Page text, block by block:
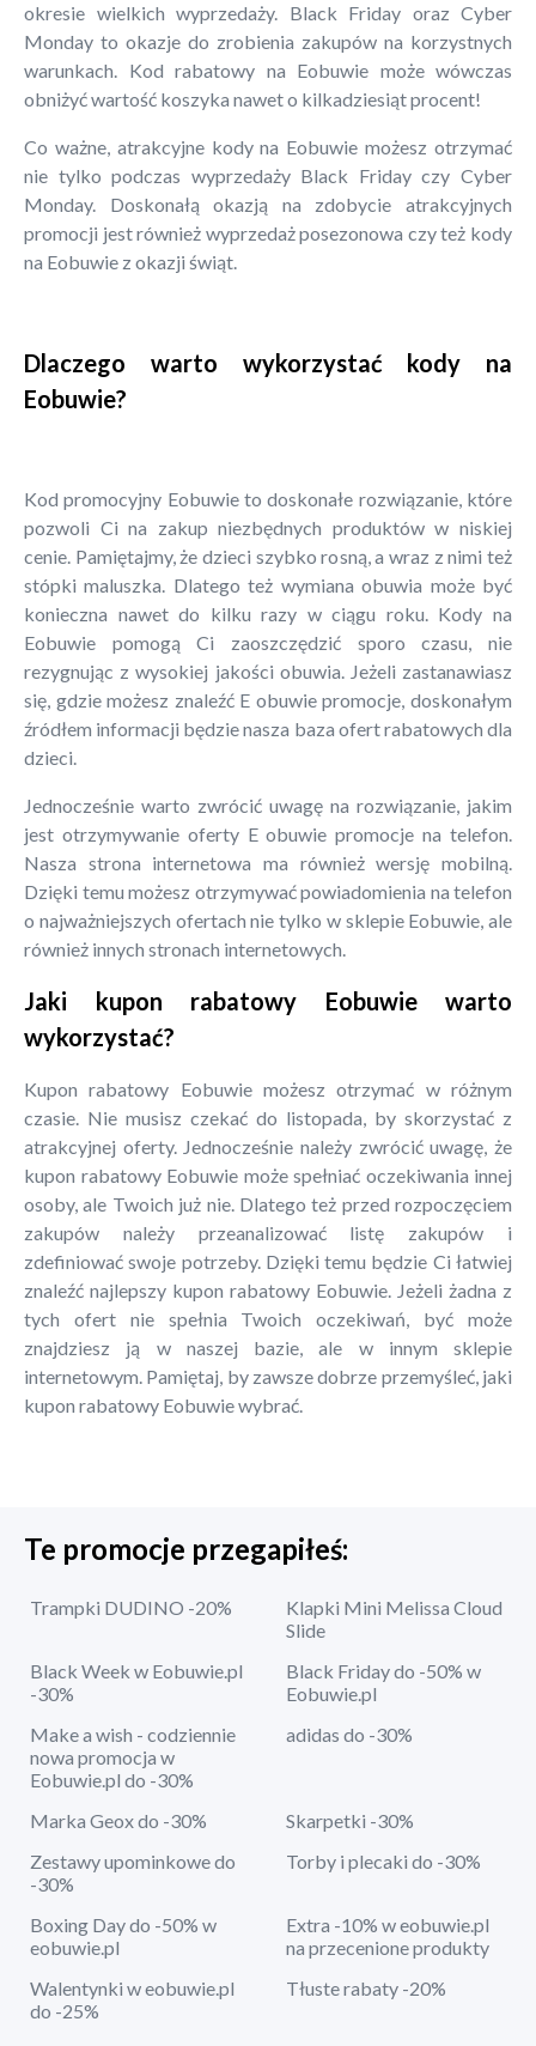
okresie wielkich wyprzedaży. Black Friday oraz Cyber
Monday to okazje do zrobienia zakupów na korzystnych
warunkach. Kod rabatowy na Eobuwie może wówczas
obniżyć wartość koszyka nawet o kilkadziesiąt procent!
Co ważne, atrakcyjne kody na Eobuwie możesz otrzymać
nie tylko podczas wyprzedaży Black Friday czy Cyber
Monday. Doskonałą okazją na zdobycie atrakcyjnych
promocji jest również wyprzedaż posezonowa czy też kody
na Eobuwie z okazji świąt.
Dlaczego warto wykorzystać kody na
Eobuwie?
Kod promocyjny Eobuwie to doskonałe rozwiązanie, które
pozwoli Ci na zakup niezbędnych produktów w niskiej
cenie. Pamiętajmy, że dzieci szybko rosną, a wraz z nimi też
stópki maluszka. Dlatego też wymiana obuwia może być
konieczna nawet do kilku razy w ciągu roku. Kody na
Eobuwie pomogą Ci zaoszczędzić sporo czasu, nie
rezygnując z wysokiej jakości obuwia. Jeżeli zastanawiasz
się, gdzie możesz znaleźć E obuwie promocje, doskonałym
źródłem informacji będzie nasza baza ofert rabatowych dla
dzieci.
Jednocześnie warto zwrócić uwagę na rozwiązanie, jakim
jest otrzymywanie oferty E obuwie promocje na telefon.
Nasza strona internetowa ma również wersję mobilną.
Dzięki temu możesz otrzymywać powiadomienia na telefon
o najważniejszych ofertach nie tylko w sklepie Eobuwie, ale
również innych stronach internetowych.
Jaki kupon rabatowy Eobuwie warto
wykorzystać?
Kupon rabatowy Eobuwie możesz otrzymać w różnym
czasie. Nie musisz czekać do listopada, by skorzystać z
atrakcyjnej oferty. Jednocześnie należy zwrócić uwagę, że
kupon rabatowy Eobuwie może spełniać oczekiwania innej
osoby, ale Twoich już nie. Dlatego też przed rozpoczęciem
zakupów należy przeanalizować listę zakupów i
zdefiniować swoje potrzeby. Dzięki temu będzie Ci łatwiej
znaleźć najlepszy kupon rabatowy Eobuwie. Jeżeli żadna z
tych ofert nie spełnia Twoich oczekiwań, być może
znajdziesz ją w naszej bazie, ale w innym sklepie
internetowym. Pamiętaj, by zawsze dobrze przemyśleć, jaki
kupon rabatowy Eobuwie wybrać.
Te promocje przegapiłeś:
Trampki DUDINO -20%
Klapki Mini Melissa Cloud
Slide
Black Week w Eobuwie.pl
-30%
Black Friday do -50% w
Eobuwie.pl
Make a wish - codziennie
nowa promocja w
Eobuwie.pl do -30%
adidas do -30%
Marka Geox do -30%
Skarpetki -30%
Zestawy upominkowe do
-30%
Torby i plecaki do -30%
Boxing Day do -50% w
eobuwie.pl
Extra -10% w eobuwie.pl
na przecenione produkty
Walentynki w eobuwie.pl
do -25%
Tłuste rabaty -20%